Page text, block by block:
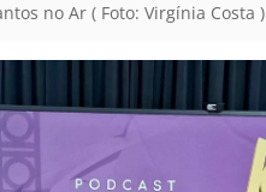
no Ar ( Foto: Virgínia Costa )